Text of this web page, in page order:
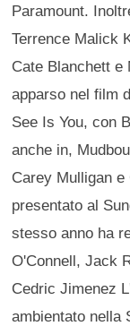
Paramount.
Terrence Malick
Cate Blanchett e
apparso nel film
See Is You, con
anche in,
Carey Mulligan
presentato al
stesso anno ha
O'Connell, Jack
Cedric Jimenez
ambientato nella